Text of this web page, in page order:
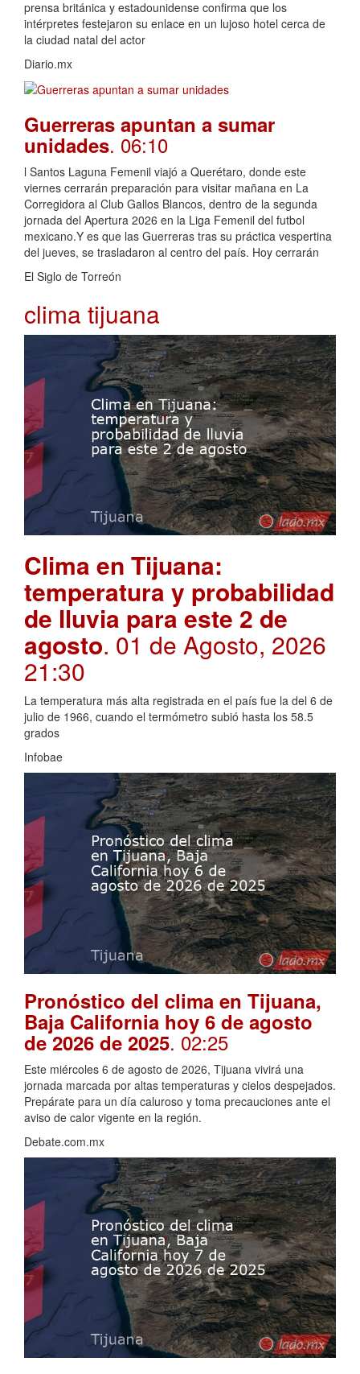
prensa británica y estadounidense confirma que los
intérpretes festejaron su enlace en un lujoso hotel cerca de
la ciudad natal del actor
Diario.mx
Guerreras apuntan a sumar
unidades. 06:10
l Santos Laguna Femenil viajó a Querétaro, donde este
viernes cerrarán preparación para visitar mañana en La
Corregidora al Club Gallos Blancos, dentro de la segunda
jornada del Apertura 2026 en la Liga Femenil del futbol
mexicano.Y es que las Guerreras tras su práctica vespertina
del jueves, se trasladaron al centro del país. Hoy cerrarán
El Siglo de Torreón
clima tijuana
Clima en Tijuana:
temperatura y probabilidad
de lluvia para este 2 de
agosto. 01 de Agosto, 2026
21:30
La temperatura más alta registrada en el país fue la del 6 de
julio de 1966, cuando el termómetro subió hasta los 58.5
grados
Infobae
Pronóstico del clima en Tijuana,
Baja California hoy 6 de agosto
de 2026 de 2025. 02:25
Este miércoles 6 de agosto de 2026, Tijuana vivirá una
jornada marcada por altas temperaturas y cielos despejados.
Prepárate para un día caluroso y toma precauciones ante el
aviso de calor vigente en la región.
Debate.com.mx